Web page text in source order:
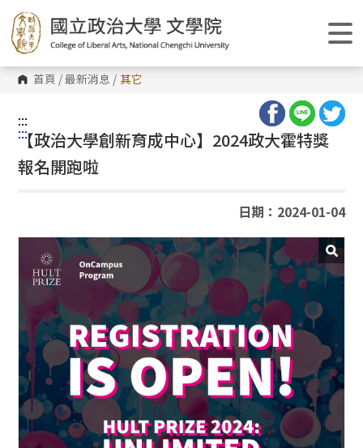
跳
到
主
要
內
容
區 首頁 /最新消息 / 其它
:::
:::
【政治大學創新育成中心】2024政大霍特獎
報名開跑啦
日期：2024-01-04